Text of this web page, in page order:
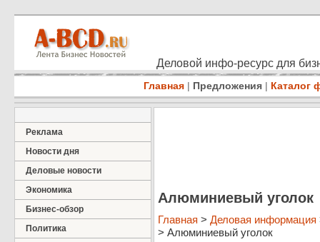
Деловой инфо-ресурс для
Главная | Предложения | Каталог
Реклама
Новости дня
Деловые новости
Экономика
Бизнес-обзор
Политика
Алюминиевый уголок
Главная > Деловая информация
> Алюминиевый уголок